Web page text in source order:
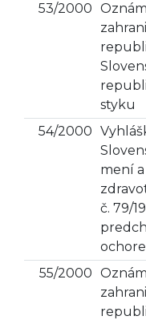
53/2000
styku
54/2000
mení
č. 79/
55/2000